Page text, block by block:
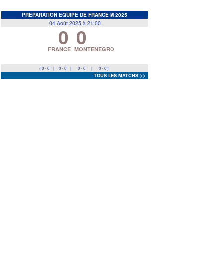
PREPARATION EQUIPE DE FRANCE M 2025
04 Août 2025 à 21:00
0
FRANCE 0
MONTENEGRO
( 0 - 0 | 0 - 0 | 0 - 0 | 0 - 0 )
TOUS LES MATCHS >>